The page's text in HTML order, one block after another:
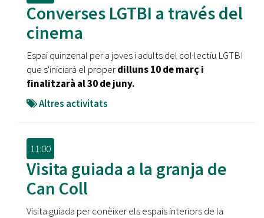
Converses LGTBI a través del
cinema
Espai quinzenal per a joves i adults del col·lectiu LGTBI
que s'iniciarà el properdilluns 10 de març i
finalitzarà al 30 de juny.
Altres activitats
11:00
Visita guiada a la granja de
Can Coll
Visita guiada per conèixer els espais interiors de la